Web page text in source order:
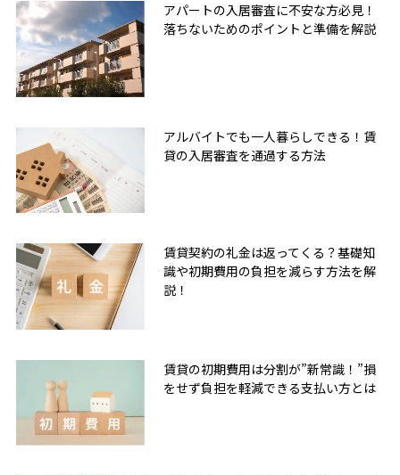
アパートの入居審査に不安な方必見！
落ちないためのポイントと準備を解説
アルバイトでも一人暮らしできる！賃
貸の入居審査を通過する方法
賃貸契約の礼金は返ってくる？基礎知
識や初期費用の負担を減らす方法を解
説！
賃貸の初期費用は分割が”新常識！”損
をせず負担を軽減できる支払い方とは